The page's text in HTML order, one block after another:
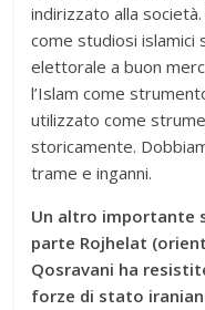
indirizzato alla
come studiosi islamici
elettorale a buon
l’Islam come
utilizzato come
storicamente.
trame e inganni.
Un altro importante
parte Rojhelat
Qosravani ha
forze di stato